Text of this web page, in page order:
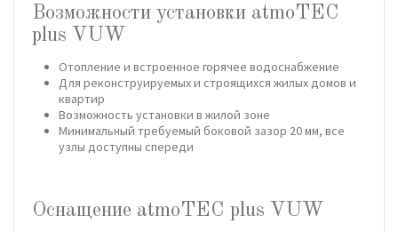
Возможности установки atmoTEC
plus VUW
Отопление и встроенное горячее водоснабжение
Для реконструируемых и строящихся жилых домов и
квартир
Возможность установки в жилой зоне
Минимальный требуемый боковой зазор 20 мм, все
узлы доступны спереди
Оснащение atmoTEC plus VUW